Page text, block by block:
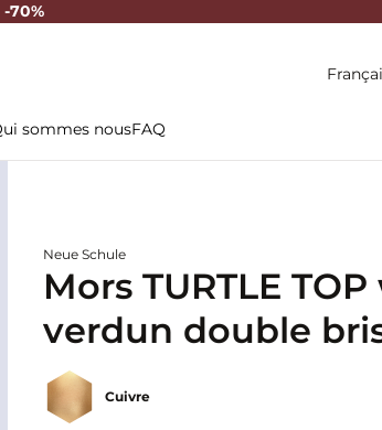
70%
sommes nousFAQ
Neue Schule
Mors TURTLE
verdun double
Schule
Cuivre